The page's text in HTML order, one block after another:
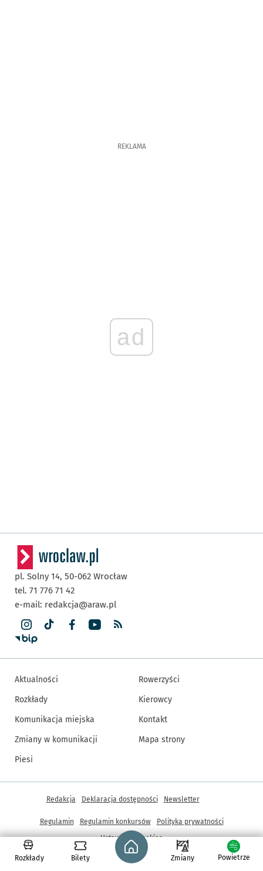
REKLAMA
ad
Rozkłady Bilety
Strona główna - wroclaw.pl
Zmiany Powietrze
pl. Solny 14, 50-062 Wrocław
tel. 71 776 71 42
e-mail: redakcja@araw.pl
Aktualności
Rozkłady
Komunikacja miejska
Zmiany w komunikacji
Piesi
Rowerzyści
Kierowcy
Kontakt
Mapa strony
© Copyright 2005-2026, ARAW S.A., Gmina Wrocław
Inne informacje
Redakcja Deklaracja dostępności Newsletter
Regulamin Regulamin konkursów
Polityka prywatności
Ustawienia cookies